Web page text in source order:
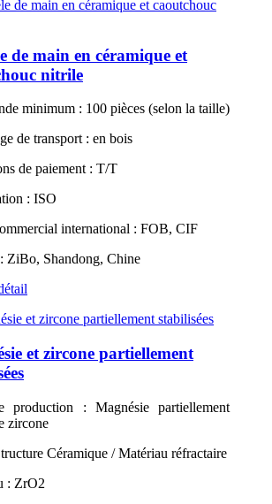
de main en céramique et
nitrile
minimum : 100 pièces (selon la taille)
de transport : en bois
de paiement : T/T
: ISO
international : FOB, CIF
ZiBo, Shandong, Chine
et zircone partiellement
production : Magnésie partiellement
zircone
Céramique / Matériau réfractaire
: ZrO2